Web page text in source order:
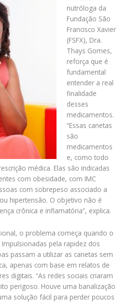
nutróloga da
Fundação São
Francisco Xavier
(FSFX), Dra.
Thays Gomes,
reforça que é
fundamental
entender a real
finalidade
desses
medicamentos.
“Essas canetas
são
medicamentos
e, como todo
médica. Elas são indicadas
com obesidade, com IMC
com sobrepeso associado a
hipertensão. O objetivo não é
crônica e inflamatória”, explica.
o problema começa quando o
pela rapidez dos
passam a utilizar as canetas sem
apenas com base em relatos de
digitais. “As redes sociais criaram
perigoso. Houve uma banalização
solução fácil para perder poucos